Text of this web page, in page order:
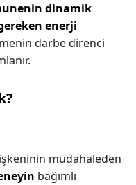
dinamik
enerji
darbe direnci
müdahaleden
bağımlı